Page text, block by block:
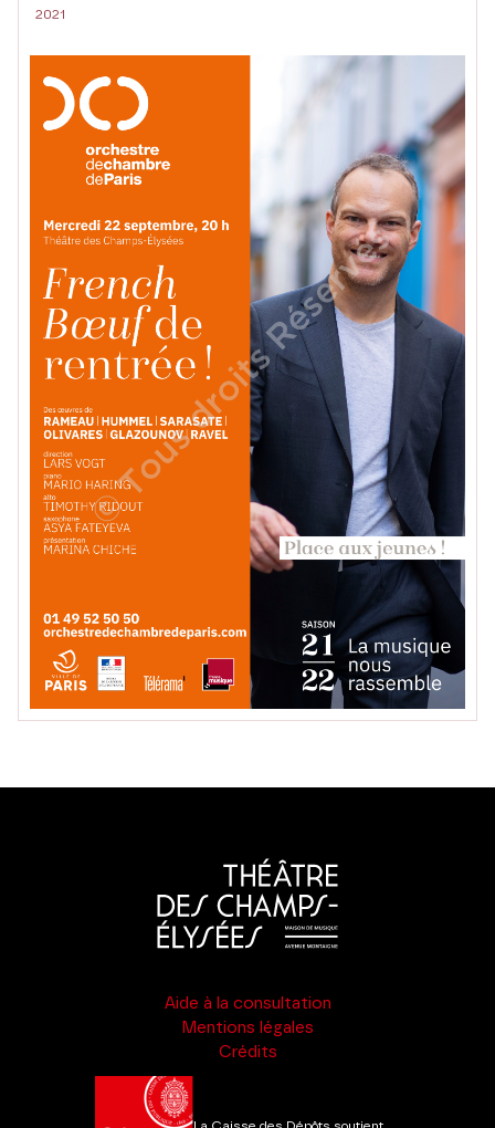
2021
Aide à la consultation
Mentions légales
Crédits